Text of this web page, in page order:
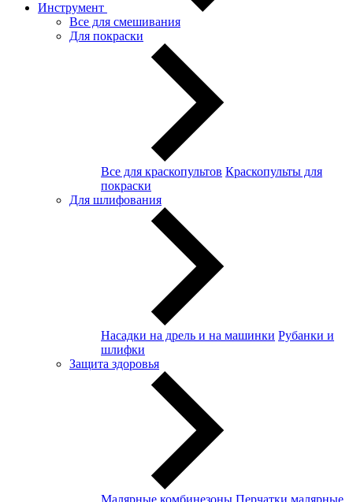
Инструмент
Все для смешивания
Для покраски
Все для краскопультов Краскопульты для
покраски
Для шлифования
Насадки на дрель и на машинки Рубанки и
шлифки
Защита здоровья
Малярные комбинезоны Перчатки малярные